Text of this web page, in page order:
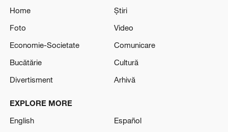
Home
Știri
Foto
Video
Economie-Societate
Comunicare
Bucătărie
Cultură
Divertisment
Arhivă
EXPLORE MORE
English
Español